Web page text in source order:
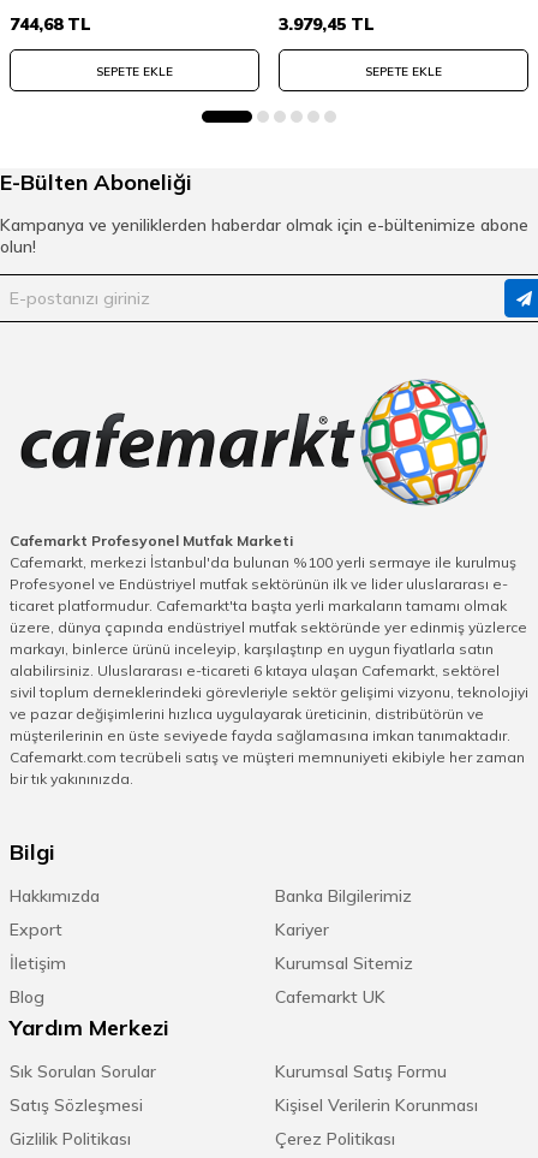
744,68TL
SEPETE EKLE
3.979,45 TL
SEPETE EKLE
E-Bülten Aboneliği
Kampanya ve yeniliklerden haberdar olmak için e-bültenimize abone
olun!
Cafemarkt Profesyonel Mutfak Marketi
Cafemarkt, merkezi İstanbul'da bulunan %100 yerli sermaye ile kurulmuş
Profesyonel ve Endüstriyel mutfak sektörünün ilk ve lider uluslararası e-
ticaret platformudur. Cafemarkt'ta başta yerli markaların tamamı olmak
üzere, dünya çapında endüstriyel mutfak sektöründe yer edinmiş yüzlerce
markayı, binlerce ürünü inceleyip, karşılaştırıp en uygun fiyatlarla satın
alabilirsiniz. Uluslararası e-ticareti 6 kıtaya ulaşan Cafemarkt, sektörel
sivil toplum derneklerindeki görevleriyle sektör gelişimi vizyonu, teknolojiyi
ve pazar değişimlerini hızlıca uygulayarak üreticinin, distribütörün ve
müşterilerinin en üste seviyede fayda sağlamasına imkan tanımaktadır.
Cafemarkt.com tecrübeli satış ve müşteri memnuniyeti ekibiyle her zaman
bir tık yakınınızda.
Bilgi
Hakkımızda
Banka Bilgilerimiz
Export
Kariyer
İletişim
Kurumsal Sitemiz
Blog
Cafemarkt UK
Yardım Merkezi
Sık Sorulan Sorular
Kurumsal Satış Formu
Satış Sözleşmesi
Kişisel Verilerin Korunması
Gizlilik Politikası
Çerez Politikası